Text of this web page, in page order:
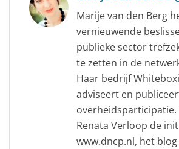
Marije van den Berg
vernieuwende
publieke sector
te zetten in de
Haar bedrijf
adviseert en
overheidsparticipatie.
Renata Verloop de
www.dncp.nl, het